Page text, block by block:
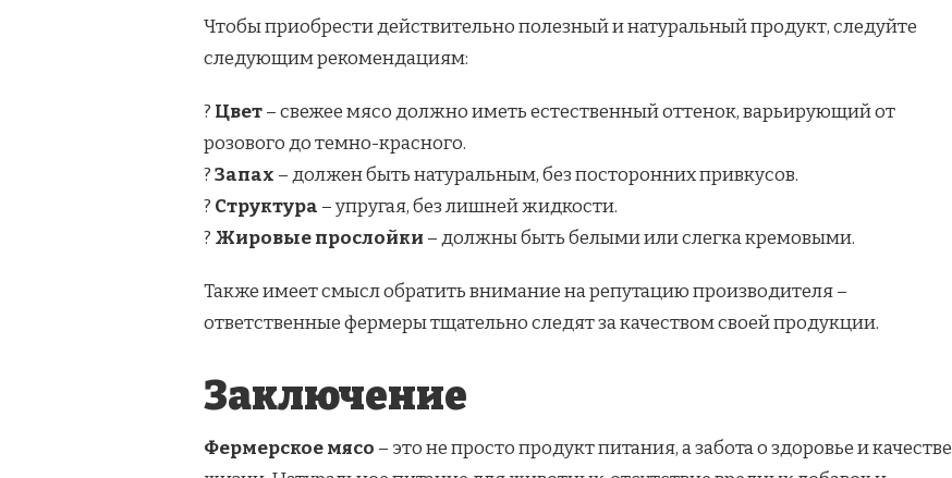
Чтобы приобрести действительно полезный и натуральный продукт, следуйте
следующим рекомендациям:
? Цвет– свежее мясо должно иметь естественный оттенок, варьирующий от
розового до темно-красного.
?Запах – должен быть натуральным, без посторонних привкусов.
? Структура – упругая, без лишней жидкости.
? Жировые прослойки – должны быть белыми или слегка кремовыми.
Также имеет смысл обратить внимание на репутацию производителя –
ответственные фермеры тщательно следят за качеством своей продукции.
Заключение
Фермерское мясо – это не просто продукт питания, а забота о здоровье и качестве